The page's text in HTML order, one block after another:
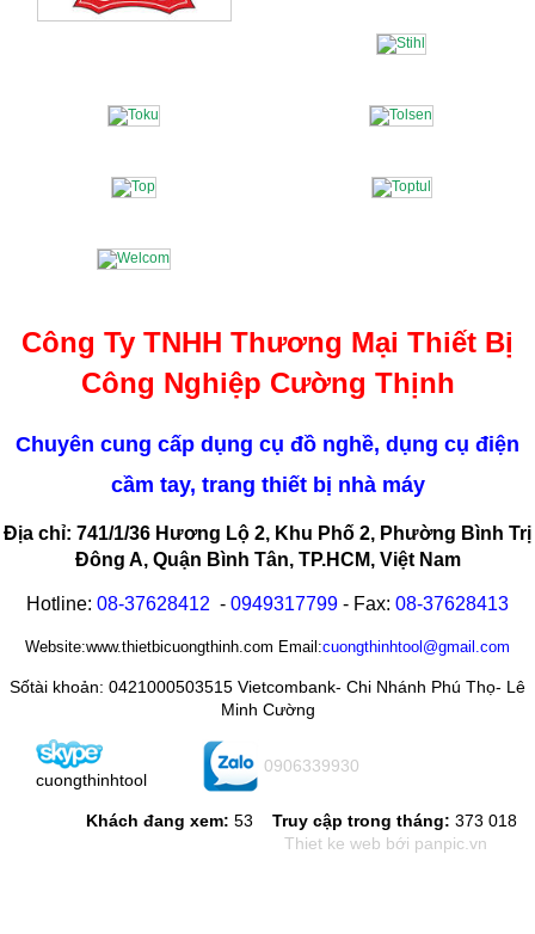
Công Ty TNHH Thương Mại Thiết Bị
Công Nghiệp Cường Thịnh
Chuyên cung cấp dụng cụ đồ nghề, dụng cụ điện
cầm tay, trang thiết bị nhà máy
Địa chỉ: 741/1/36 Hương Lộ 2, Khu Phố 2, Phường Bình Trị
Đông A, Quận Bình Tân, TP.HCM, Việt Nam
Hotline: 08-37628412 - 0949317799 - Fax: 08-37628413
Website:www.thietbicuongthinh.com Email:cuongthinhtool@gmail.com
Sốtài khoản: 0421000503515 Vietcombank- Chi Nhánh Phú Thọ- Lê
Minh Cường
cuongthinhtool
0906339930
Khách đang xem: 53 Truy cập trong tháng: 373 018
Thiet ke web bới panpic.vn